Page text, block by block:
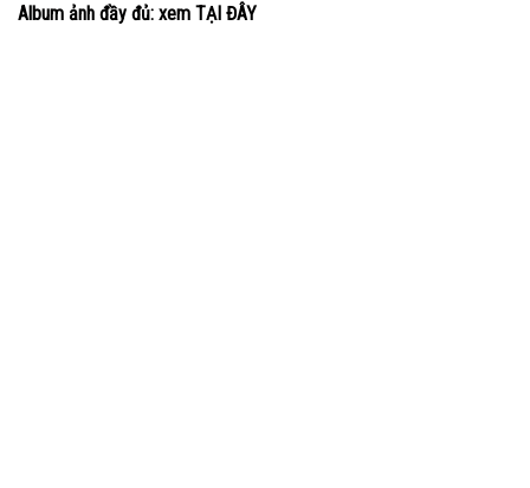
Album ảnh đầy đủ: xem TẠI ĐÂY